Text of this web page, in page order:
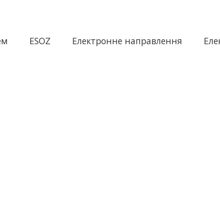
ESOZ Електронне направлення